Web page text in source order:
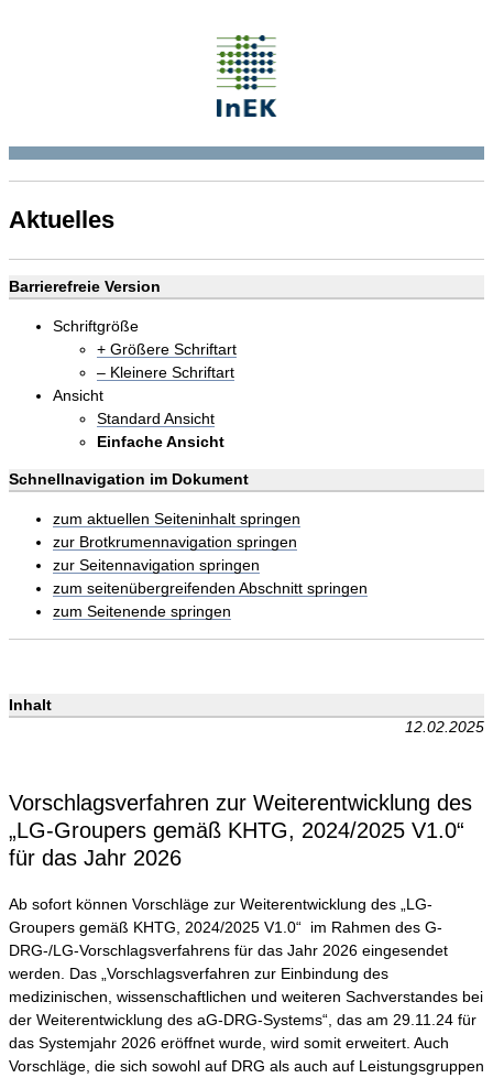
Aktuelles
Barrierefreie Version
Schriftgröße
+ Größere Schriftart
– Kleinere Schriftart
Ansicht
Standard Ansicht
Einfache Ansicht
Schnellnavigation im Dokument
zum aktuellen Seiteninhalt springen
zur Brotkrumennavigation springen
zur Seitennavigation springen
zum seitenübergreifenden Abschnitt springen
zum Seitenende springen
Inhalt
12.02.2025
Vorschlagsverfahren zur Weiterentwicklung des
„LG-Groupers gemäß KHTG, 2024/2025 V1.0“
für das Jahr 2026
Ab sofort können Vorschläge zur Weiterentwicklung des „LG-
Groupers gemäß KHTG, 2024/2025 V1.0“ im Rahmen des G-
DRG-/LG-Vorschlagsverfahrens für das Jahr 2026 eingesendet
werden. Das „Vorschlagsverfahren zur Einbindung des
medizinischen, wissenschaftlichen und weiteren Sachverstandes bei
der Weiterentwicklung des aG-DRG-Systems“, das am 29.11.24 für
das Systemjahr 2026 eröffnet wurde, wird somit erweitert. Auch
Vorschläge, die sich sowohl auf DRG als auch auf Leistungsgruppen